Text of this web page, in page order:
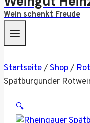
Wein schenkt Freude
Startseite/Shop/
Spätburgunder
🔍